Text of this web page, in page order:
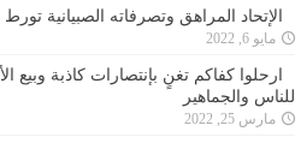
الإتحاد المراهق وتصرفاته الصبيانية تورط
مايو 6, 2022
ارحلوا كفاكم تغنٍ بإنتصارات كاذبة وبيع
للناس والجماهير
مارس 25, 2022